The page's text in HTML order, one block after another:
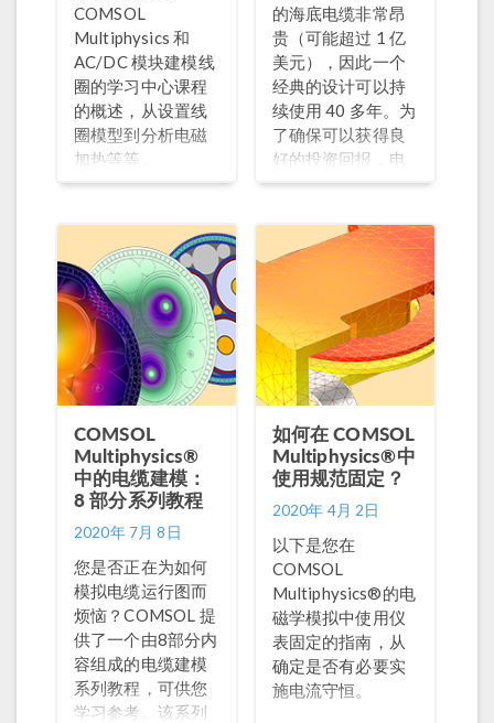
COMSOL
Multiphysics 和
AC/DC 模块建模线
圈的学习中心课程
的概述，从设置线
圈模型到分析电磁
加热等等。
的海底电缆非常昂
贵（可能超过 1 亿
美元），因此一个
经典的设计可以持
续使用 40 多年。为
了确保可以获得良
好的投资回报，电
缆行业通常采取比
度依赖经验法则、
安全系数、生命周
期分析以及诸如国
际电工技术委员会
（IEC）提供的一些
标准。但是，这些
系数和标准往往会
过高估计所需要的
尺寸和材料。在竞
争激烈的市场中，
电缆供应商正在寻
解决方案。 请注
意：在本篇博客文
章种，我们将介绍
8 部分电缆系列教
程 的最后 2 部分，
着重介绍3维电缆模
拟。该系列教程讨
论了使用 COMSOL
COMSOL
Multiphysics®
中的电缆建模：
8 部分系列教程
2020年 7月 8日
您是否正在为如何
模拟电缆运行图而
烦恼？COMSOL 提
供了一个由8部分内
容组成的电缆建模
系列教程，可供您
学习参考。该系列
如何在 COMSOL
Multiphysics®中
使用规范固定？
2020年 4月 2日
以下是您在
COMSOL
Multiphysics®的电
磁学模拟中使用仪
表固定的指南，从
确定是否有必要实
施电流守恒。